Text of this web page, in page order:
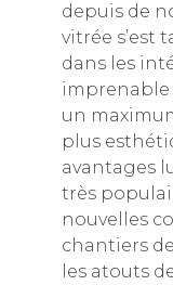
depuis de
vitrée s’est
dans les
imprenable
un
plus
avantages
très
nouvelles
chantiers
les atouts